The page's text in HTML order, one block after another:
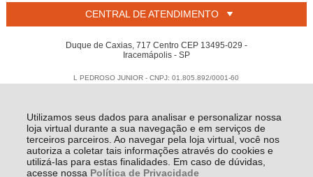
Utilizamos seus dados para analisar e personalizar nossa
loja virtual durante a sua navegação e em serviços de
terceiros parceiros. Ao navegar pela loja virtual, você nos
autoriza a coletar tais informações através do cookies e
utilizá-las para estas finalidades. Em caso de dúvidas,
acesse nossa Política de Privacidade
CENTRAL DE ATENDIMENTO
Duque de Caxias, 717 Centro CEP 13495-029 -
Iracemápolis - SP
L PEDROSO JUNIOR - CNPJ: 01.805.892/0001-60